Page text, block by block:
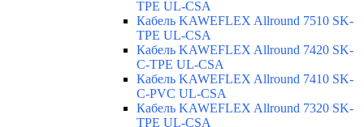
TPE UL-CSA
Кабель KAWEFLEX Allround 7510 SK-
TPE UL-CSA
Кабель KAWEFLEX Allround 7420 SK-
C-TPE UL-CSA
Кабель KAWEFLEX Allround 7410 SK-
C-PVC UL-CSA
Кабель KAWEFLEX Allround 7320 SK-
TPE UL-CSA